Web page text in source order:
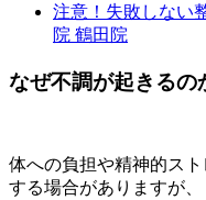
注意！失敗しない
院 鶴田院
なぜ不調が起きるの
体への負担や精神的ス
する場合がありますが